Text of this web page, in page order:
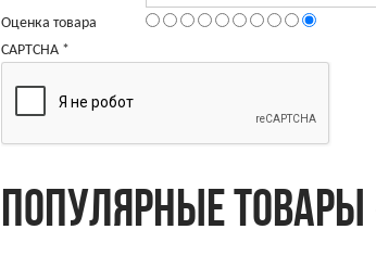
Оценка товара
CAPTCHA *
ПОПУЛЯРНЫЕ ТОВАРЫ